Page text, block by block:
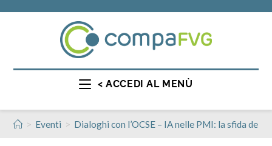
< ACCEDI AL MENÙ
> Eventi > Dialoghi con l’OCSE – IA nelle PMI: la sfida